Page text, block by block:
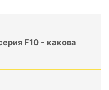
F10 - какова